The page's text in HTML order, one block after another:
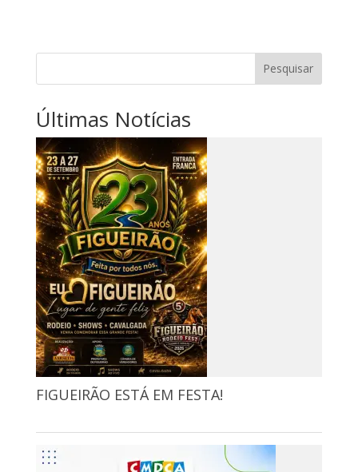
Pesquisar
Últimas Notícias
FIGUEIRÃO ESTÁ EM FESTA!